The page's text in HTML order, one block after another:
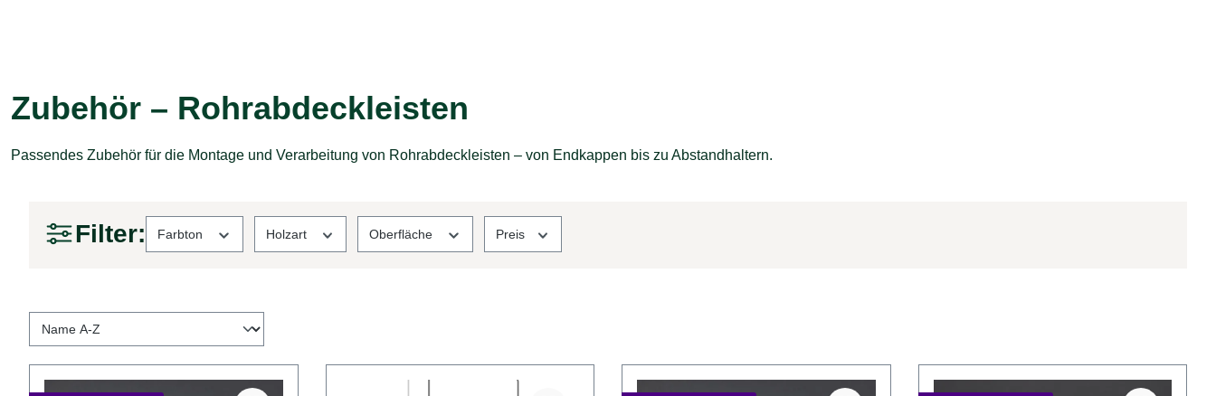
Zubehör – Rohrabdeckleisten
Passendes Zubehör für die Montage und Verarbeitung von Rohrabdeckleisten – von Endkappen bis zu Abstandhaltern.
Filter: Farbton Holzart Oberfläche Preis